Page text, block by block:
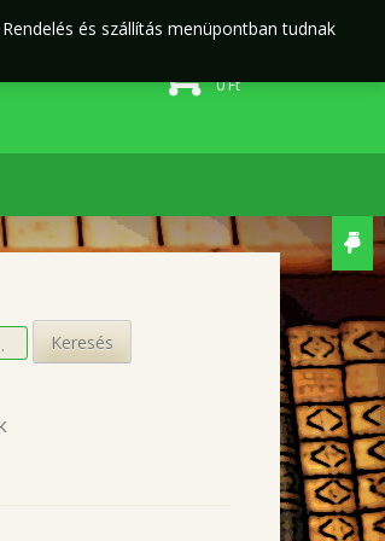
Adatvédelmi irányelvek
0Ft
Keresés
és szállítás menüpontban tudnak